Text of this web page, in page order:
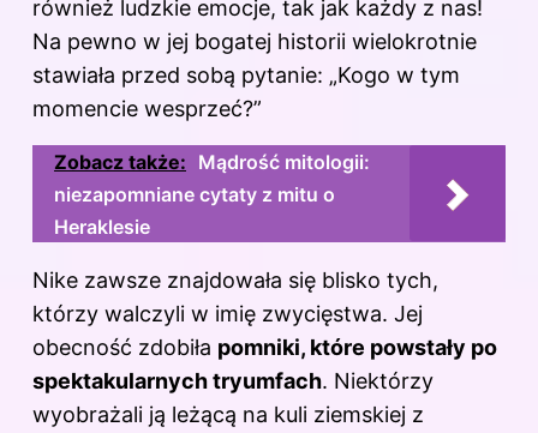
również ludzkie emocje, tak jak każdy z nas!
Na pewno w jej bogatej historii wielokrotnie
stawiała przed sobą pytanie: „Kogo w tym
momencie wesprzeć?”
Zobacz także: Mądrość mitologii:
niezapomniane cytaty z mitu o
Heraklesie
Nike zawsze znajdowała się blisko tych,
którzy walczyli w imię zwycięstwa. Jej
obecność zdobiła pomniki, które powstały po
spektakularnych tryumfach. Niektórzy
wyobrażali ją leżącą na kuli ziemskiej z